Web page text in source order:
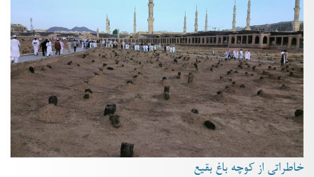
خاطراتی از کوچه باغ بقیع